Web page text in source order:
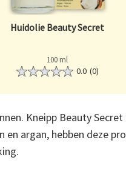
Huidolie Beauty Secret
100 ml
0.0 (0)
Kneipp Beauty
argan, hebben deze